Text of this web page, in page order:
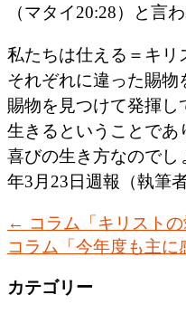
（マタイ20:28）と言
私たちは仕える＝キリ
それぞれに違った賜
賜物を見つけて発揮し
生きるということであ
喜びの生き方なのでし
年3月23日週報（執筆
← コラム「キリストの
コラム「今年度も主に
カテゴリー